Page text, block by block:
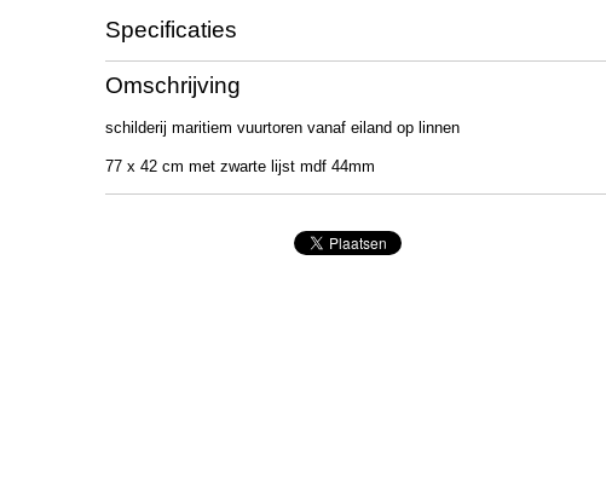
Specificaties
Productcode
Afmetingen (l,b,h)
Omschrijving
schilderij maritiem vuurtoren vanaf eiland op linnen
77 x 42 cm met zwarte lijst mdf 44mm